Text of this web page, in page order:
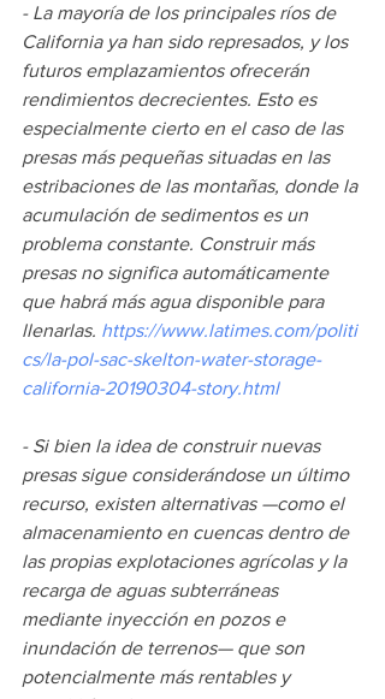
- La mayoría de los principales ríos de
California ya han sido represados, y los
futuros emplazamientos ofrecerán
rendimientos decrecientes. Esto es
especialmente cierto en el caso de las
presas más pequeñas situadas en las
estribaciones de las montañas, donde la
acumulación de sedimentos es un
problema constante. Construir más
presas no significa automáticamente
que habrá más agua disponible para
llenarlas. https://www.latimes.com/politi
cs/la-pol-sac-skelton-water-storage-
california-20190304-story.html
- Si bien la idea de construir nuevas
presas sigue considerándose un último
recurso, existen alternativas —como el
almacenamiento en cuencas dentro de
las propias explotaciones agrícolas y la
recarga de aguas subterráneas
mediante inyección en pozos e
inundación de terrenos— que son
potencialmente más rentables y